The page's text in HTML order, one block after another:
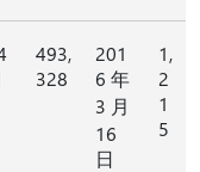
493,
328
201
6 年
3 月
16
日
1,
2
1
5